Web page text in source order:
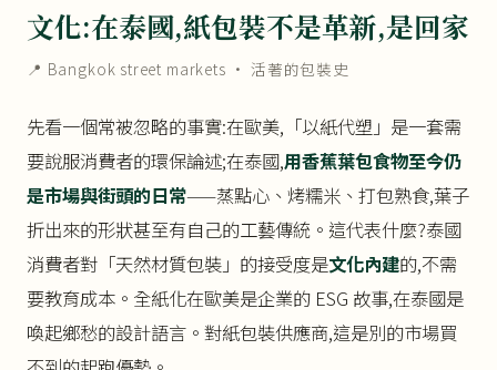
文化:在泰國,紙包裝不是革新,是回家
📍 Bangkok street markets · 活著的包裝史
先看一個常被忽略的事實:在歐美,「以紙代塑」是一套需
要說服消費者的環保論述;在泰國,用香蕉葉包食物至今仍
是市場與街頭的日常——蒸點心、烤糯米、打包熟食,葉子
折出來的形狀甚至有自己的工藝傳統。這代表什麼?泰國
消費者對「天然材質包裝」的接受度是文化內建的,不需
要教育成本。全紙化在歐美是企業的 ESG 故事,在泰國是
喚起鄉愁的設計語言。對紙包裝供應商,這是別的市場買